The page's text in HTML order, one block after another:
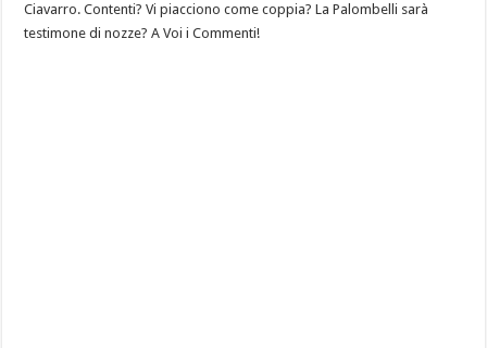
Ciavarro. Contenti? Vi piacciono come coppia? La Palombelli sarà
testimone di nozze? A Voi i Commenti!